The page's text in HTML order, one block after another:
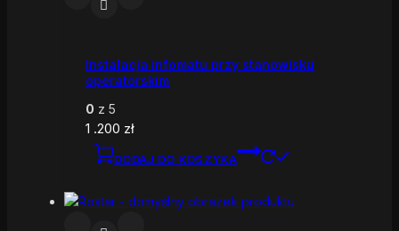
Instalacja infomatu przy stanowisku
operatorskim
0 z 5
1 .200 zł
DODAJ DO KOSZYKA